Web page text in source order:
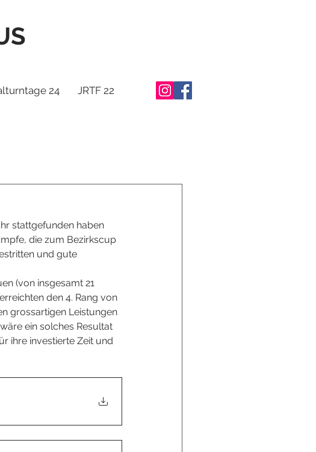
24 JRTF 22
stattgefunden haben
die zum Bezirkscup
und gute
(von insgesamt 21
den 4. Rang von
grossartigen Leistungen
ein solches Resultat
ihre investierte Zeit und